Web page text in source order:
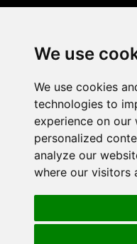
We use
We use cookies
technologies to
experience on our
personalized
analyze our
where our visitors